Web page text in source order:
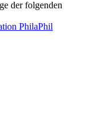
der folgenden
PhilaPhil